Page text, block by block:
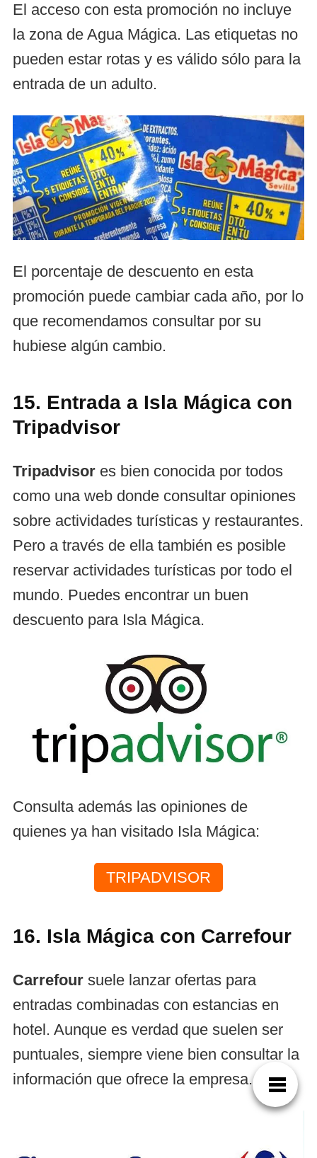
El acceso con esta promoción no incluye
la zona de Agua Mágica. Las etiquetas no
pueden estar rotas y es válido sólo para la
entrada de un adulto.
El porcentaje de descuento en esta
promoción puede cambiar cada año, por lo
que recomendamos consultar por su
hubiese algún cambio.
15. Entrada a Isla Mágica con
Tripadvisor
Tripadvisor es bien conocida por todos
como una web donde consultar opiniones
sobre actividades turísticas y restaurantes.
Pero a través de ella también es posible
reservar actividades turísticas por todo el
mundo. Puedes encontrar un buen
descuento para Isla Mágica.
Consulta además las opiniones de
quienes ya han visitado Isla Mágica:
TRIPADVISOR
16. Isla Mágica con Carrefour
Carrefour suele lanzar ofertas para
entradas combinadas con estancias en
hotel. Aunque es verdad que suelen ser
puntuales, siempre viene bien consultar la
información que ofrece la empresa.